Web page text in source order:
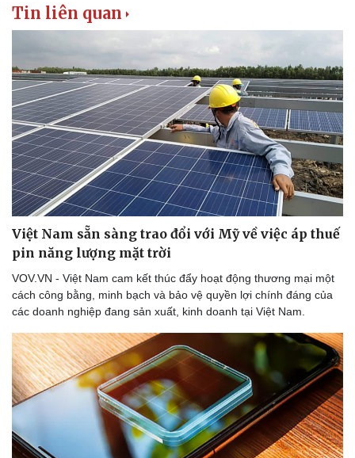
Lịch thi đấu bóng đá
Thế giới thể thao
Tin liên quan
Việt Nam sẵn sàng trao đổi với Mỹ về việc áp thuế
pin năng lượng mặt trời
VOV.VN - Việt Nam cam kết thúc đẩy hoạt động thương mại một
cách công bằng, minh bạch và bảo vệ quyền lợi chính đáng của
các doanh nghiệp đang sản xuất, kinh doanh tại Việt Nam.